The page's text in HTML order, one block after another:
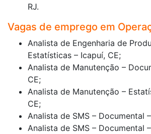
RJ.
Vagas de emprego em
Analista de Engenharia de
Estatísticas – Icapuí, CE;
Analista de Manutenção –
CE;
Analista de Manutenção –
CE;
Analista de SMS – Documental
Analista de SMS – Documental